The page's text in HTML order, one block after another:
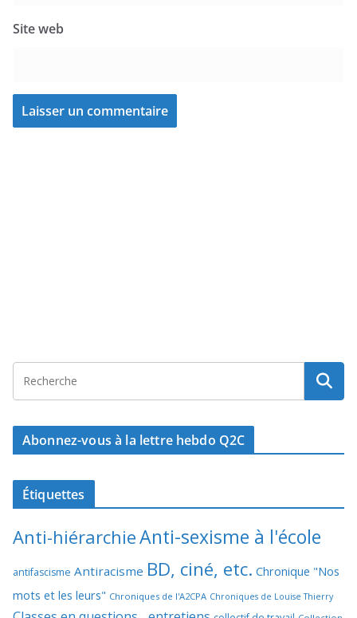
Site web
Abonnez-vous à la lettre hebdo Q2C
Étiquettes
Anti-hiérarchieAnti-sexisme à l'école
antifascisme Antiracisme BD, ciné, etc. Chronique "Nos
mots et les leurs" Chroniques de l'A2CPA Chroniques de Louise Thierry